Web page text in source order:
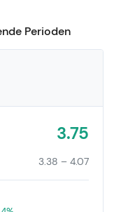
Perioden
3.75
3.38 – 4.07